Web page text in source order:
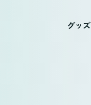
グッズ